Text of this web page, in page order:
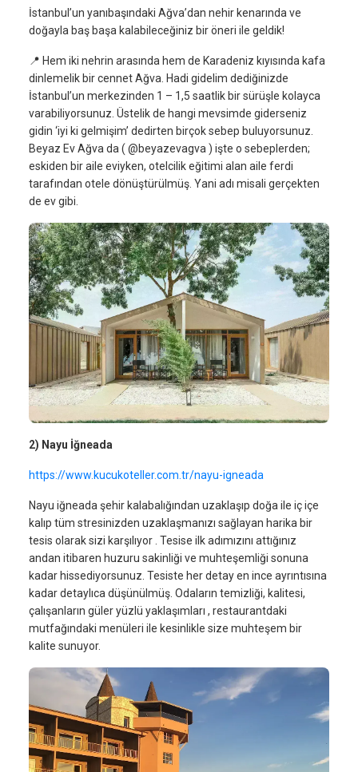
İstanbul’un yanıbaşındaki Ağva’dan nehir kenarında ve
doğayla baş başa kalabileceğiniz bir öneri ile geldik!
📍 Hem iki nehrin arasında hem de Karadeniz kıyısında kafa
dinlemelik bir cennet Ağva. Hadi gidelim dediğinizde
İstanbul’un merkezinden 1 – 1,5 saatlik bir sürüşle kolayca
varabiliyorsunuz. Üstelik de hangi mevsimde giderseniz
gidin ‘iyi ki gelmişim’ dedirten birçok sebep buluyorsunuz.
Beyaz Ev Ağva da ( @beyazevagva ) işte o sebeplerden;
eskiden bir aile eviyken, otelcilik eğitimi alan aile ferdi
tarafından otele dönüştürülmüş. Yani adı misali gerçekten
de ev gibi.
2) Nayu İğneada
https://www.kucukoteller.com.tr/nayu-igneada
Nayu iğneada şehir kalabalığından uzaklaşıp doğa ile iç içe
kalıp tüm stresinizden uzaklaşmanızı sağlayan harika bir
tesis olarak sizi karşılıyor . Tesise ilk adımızını attığınız
andan itibaren huzuru sakinliği ve muhteşemliği sonuna
kadar hissediyorsunuz. Tesiste her detay en ince ayrıntısına
kadar detaylıca düşünülmüş. Odaların temizliği, kalitesi,
çalışanların güler yüzlü yaklaşımları , restaurantdaki
mutfağındaki menüleri ile kesinlikle size muhteşem bir
kalite sunuyor.